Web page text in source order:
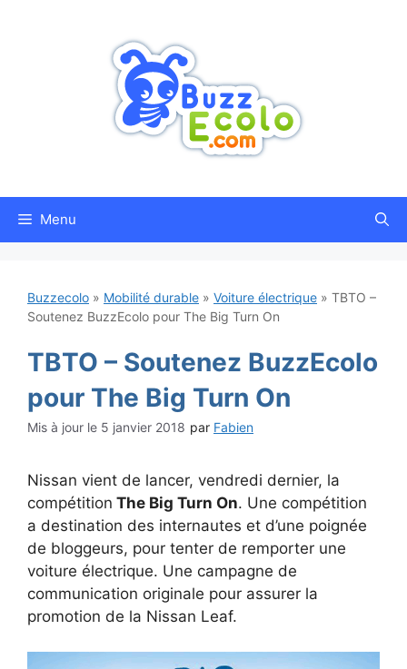
Menu
Buzzecolo » Mobilité durable » Voiture électrique » TBTO –
Soutenez BuzzEcolo pour The Big Turn On
TBTO – Soutenez BuzzEcolo
pour The Big Turn On
5 janvier 2018 par Fabien
Nissan vient de lancer, vendredi dernier, la
compétition The Big Turn On. Une compétition
a destination des internautes et d’une poignée
de bloggeurs, pour tenter de remporter une
voiture électrique. Une campagne de
communication originale pour assurer la
promotion de la Nissan Leaf.